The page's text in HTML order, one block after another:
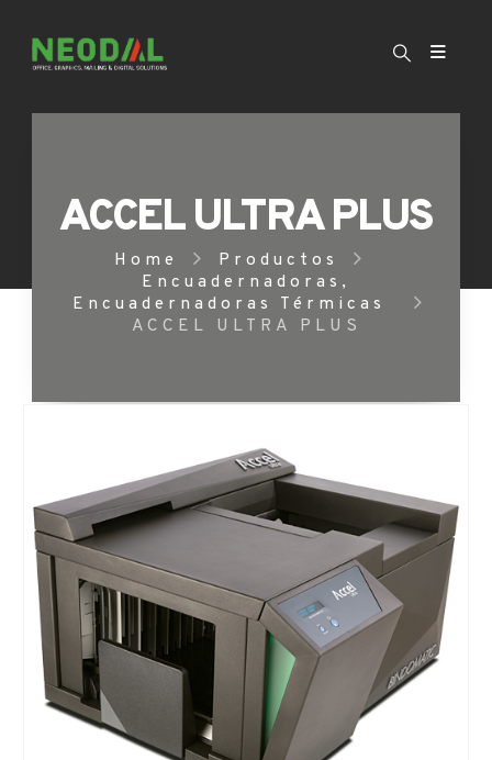
ACCEL ULTRA PLUS
Home
Productos
Encuadernadoras ,
Encuadernadoras Térmicas
ACCEL ULTRA PLUS